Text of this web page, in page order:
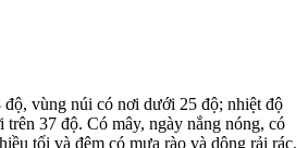
độ, vùng núi có nơi dưới 25 độ; nhiệt độ
trên 37 độ. Có mây, ngày nắng nóng, có
tối và đêm có mưa rào và dông rải rác,